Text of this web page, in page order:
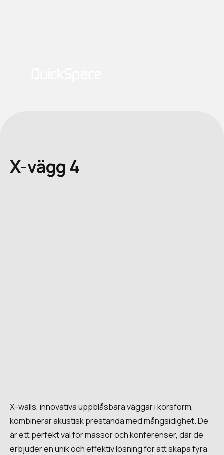
X-vägg 4
X-walls, innovativa uppblåsbara väggar i korsform,
kombinerar akustisk prestanda med mångsidighet. De
är ett perfekt val för mässor och konferenser, där de
erbjuder en unik och effektiv lösning för att skapa fyra